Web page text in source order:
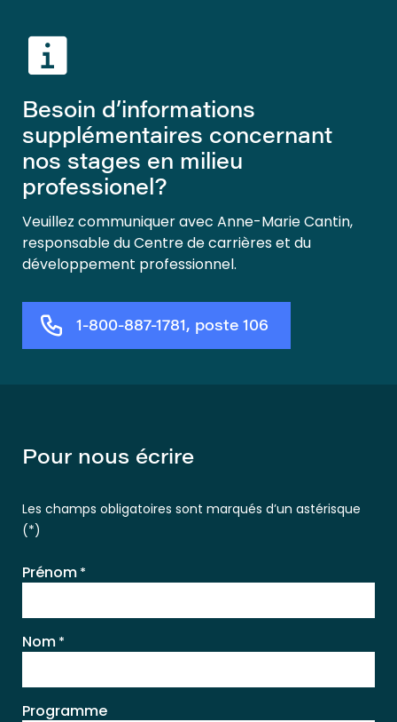
Besoin d’informations
supplémentaires concernant
nos stages en milieu
professionel?
Veuillez communiquer avec Anne-Marie Cantin,
responsable du Centre de carrières et du
développement professionnel.
1-800-887-1781, poste 106
Pour nous écrire
Les champs obligatoires sont marqués d’un astérisque
(*)
Prénom *
Nom *
Programme